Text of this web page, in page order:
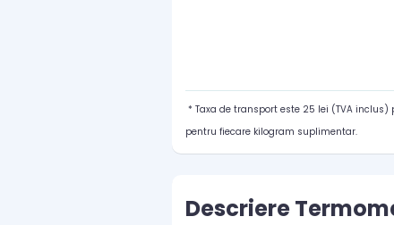
* Taxa de transport este 25 lei (TVA
pentru fiecare kilogram suplimentar.
Descriere